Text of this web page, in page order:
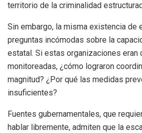
territorio de la criminalidad
Sin embargo, la misma existencia de
preguntas incómodas sobre la
estatal. Si estas organizaciones eran
monitoreadas, ¿cómo lograron
magnitud? ¿Por qué las medidas
insuficientes?
Fuentes gubernamentales, que
hablar libremente, admiten que la